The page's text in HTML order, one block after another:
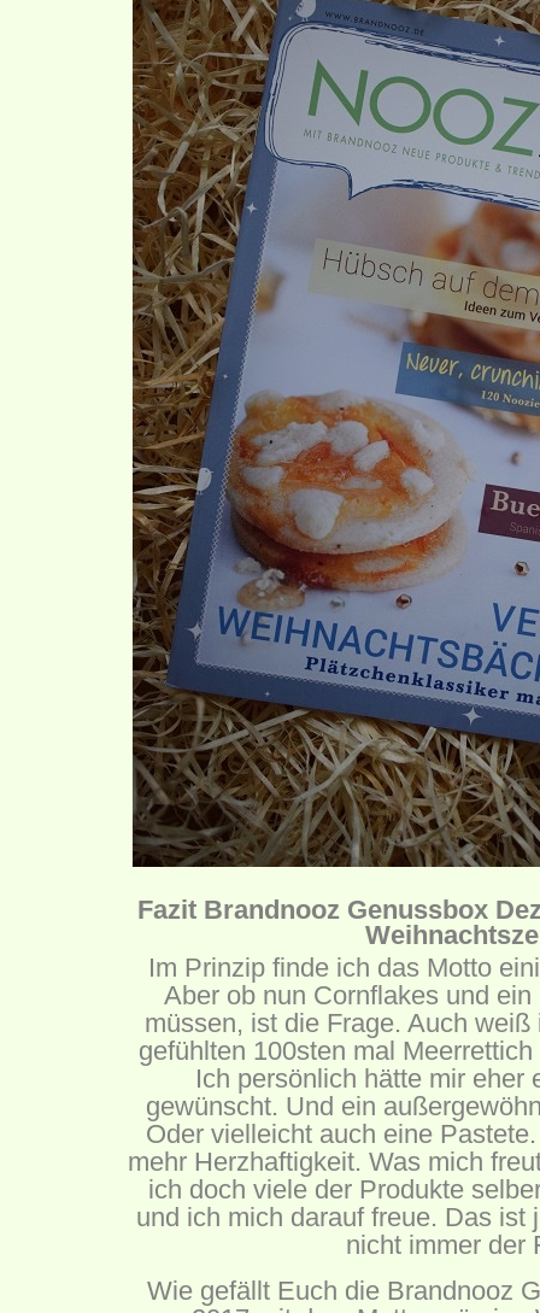
Fazit Brandnooz Genussbox
Im Prinzip finde ich das Motto
Aber ob nun Cornflakes und
müssen, ist die Frage. Auch
gefühlten 100sten mal
Ich persönlich hätte mir eher
gewünscht. Und ein
Oder vielleicht auch eine
mehr Herzhaftigkeit. Was mich
ich doch viele der Produkte
und ich mich darauf freue. Das ist
nicht immer der
Wie gefällt Euch die Brandnooz